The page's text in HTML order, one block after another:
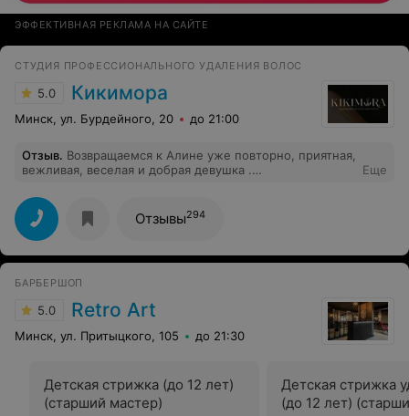
ЭФФЕКТИВНАЯ РЕКЛАМА НА САЙТЕ
СТУДИЯ ПРОФЕССИОНАЛЬНОГО УДАЛЕНИЯ ВОЛОС
5.0 Кикимора
Минск, ул. Бурдейного, 20 до 21:00
Отзыв. Возвращаемся к Алине уже повторно, приятная,
вежливая, веселая и добрая девушка .
Еще
Отзывы294
БАРБЕРШОП
5.0 Retro Art
Минск, ул. Притыцкого, 105 до 21:30
Детская стрижка (до 12 лет)
(старший мастер)
Детская стрижка
(до 12 лет)